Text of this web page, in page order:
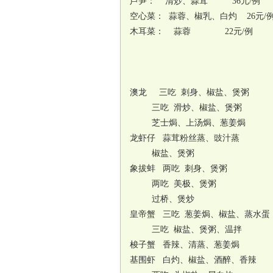
空心菜： 蒜蓉、椒乳、白灼 26元/
木耳菜： 蒜蓉 22元/例
澳龙 三吃 刺身、椒盐、煲粥
三吃 滑炒、椒盐、煲粥
芝士焗、上汤焗、葱姜焗
龙虾仔 蒜茸粉丝蒸、豉汁蒸
椒盐、煲粥
象拔蚌 两吃 刺身、煲粥
两吃 美极、煲粥
过桥、煲炒
皇帝蟹 三吃 葱姜焗、椒盐、蒸水蛋
三吃 椒盐、煲粥、温拌
梭子蟹 香辣、清蒸、葱姜焗
基围虾 白灼、椒盐、酒醉、香辣